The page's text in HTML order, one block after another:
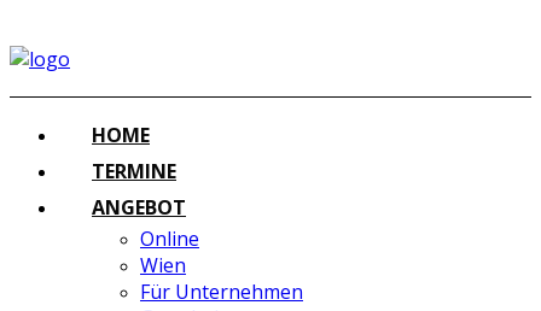
HOME
TERMINE
ANGEBOT
Online
Wien
Für Unternehmen